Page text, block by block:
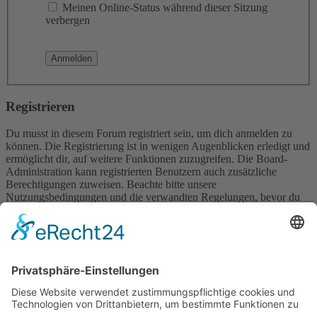
Meinen Online-Status während dieser Sitzung
verbergen
Registrieren
Du musst in diesem Forum registriert sein, um dich anmelden zu
können. Die Registrierung ist in wenigen Augenblicken erledigt und
ermöglicht dir, auf weitere Funktionen zuzugreifen. Die Board-
Administration kann registrierten Benutzern auch zusätzliche
Berechtigungen zuweisen. Beachte bitte unsere
Nutzungsbedingungen und die verwandten Regelungen, bevor du
wenn du dich in diesem Board bewegst.